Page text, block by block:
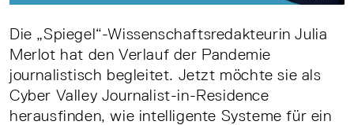
Die „Spiegel“-Wissenschaftsredakteurin Julia
Merlot hat den Verlauf der Pandemie
journalistisch begleitet. Jetzt möchte sie als
Cyber Valley Journalist-in-Residence
herausfinden, wie intelligente Systeme für ein